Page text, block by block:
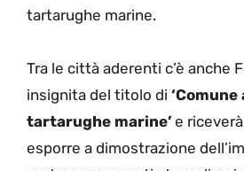
tartarughe marine.
Tra le città aderenti c’è anche
insignita del titolo di
tartarughe marine’ e
esporre a dimostrazione